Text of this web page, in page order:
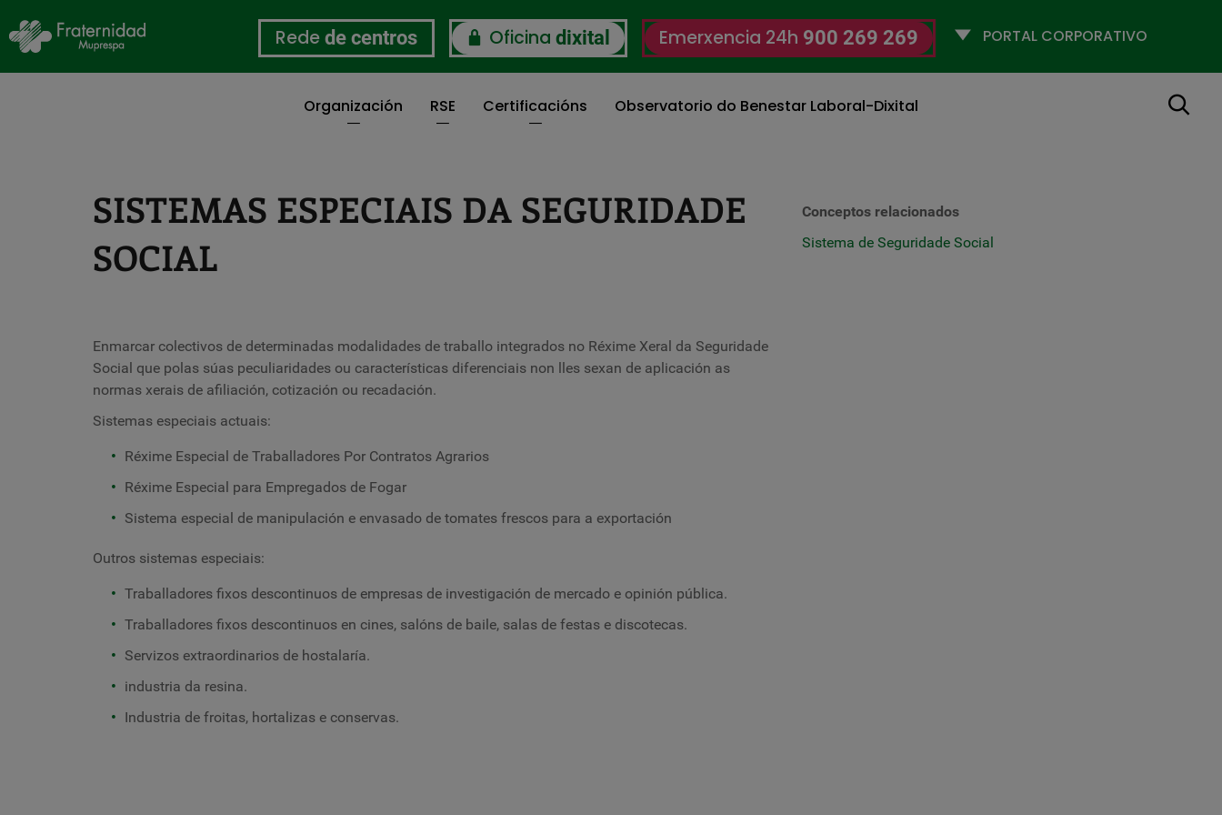
Rede de centros Oficina dixital Emerxencia 24h 900 269 269
Selecciona
Organización RSE Certificacións Observatorio do Benestar Laboral-Dixital Buscar
SISTEMAS ESPECIAIS DA SEGURIDADE
SOCIAL
Enmarcar colectivos de determinadas modalidades de traballo integrados no Réxime Xeral da Seguridade
Social que polas súas peculiaridades ou características diferenciais non lles sexan de aplicación as
normas xerais de afiliación, cotización ou recadación.
Sistemas especiais actuais:
Réxime Especial de Traballadores Por Contratos Agrarios
Réxime Especial para Empregados de Fogar
Sistema especial de manipulación e envasado de tomates frescos para a exportación
Outros sistemas especiais:
Traballadores fixos descontinuos de empresas de investigación de mercado e opinión pública.
Traballadores fixos descontinuos en cines, salóns de baile, salas de festas e discotecas.
Servizos extraordinarios de hostalaría.
industria da resina.
Industria de froitas, hortalizas e conservas.
Conceptos relacionados
Sistema de Seguridade Social